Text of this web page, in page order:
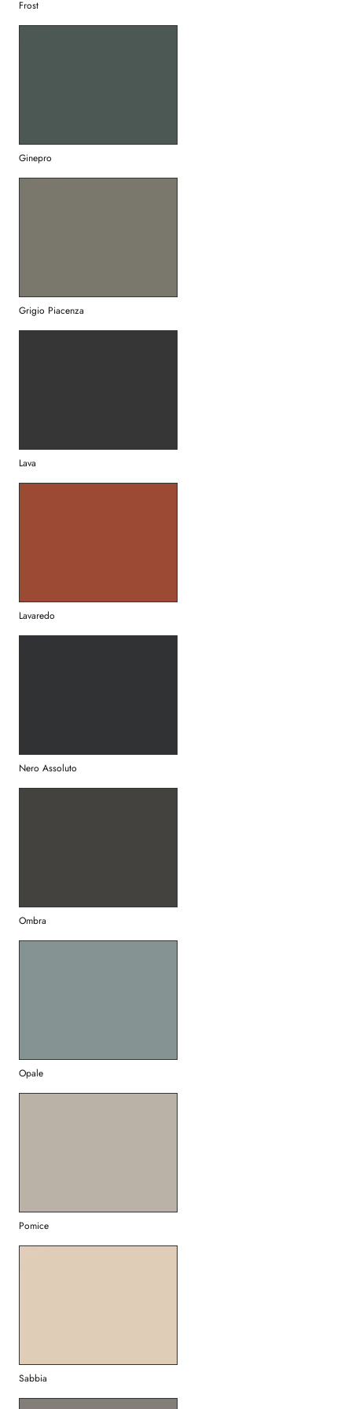
Frost
Ginepro
Grigio Piacenza
Lava
Lavaredo
Nero Assoluto
Ombra
Opale
Pomice
Sabbia